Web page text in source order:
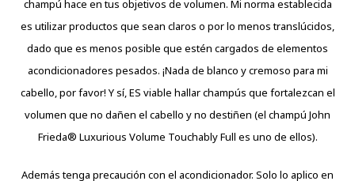
champú hace en tus objetivos de volumen. Mi norma establecida
es utilizar productos que sean claros o por lo menos translúcidos,
dado que es menos posible que estén cargados de elementos
acondicionadores pesados. ¡Nada de blanco y cremoso para mi
cabello, por favor! Y sí, ES viable hallar champús que fortalezcan el
volumen que no dañen el cabello y no destiñen (el champú John
Frieda® Luxurious Volume Touchably Full es uno de ellos).
Además tenga precaución con el acondicionador. Solo lo aplico en